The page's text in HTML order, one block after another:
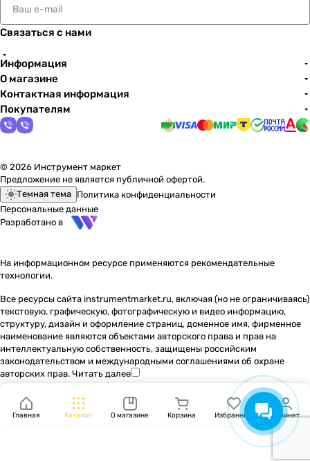
Связаться с нами
Информация
О магазине
Контактная информация
Покупателям
© 2026 Инструмент маркет
Предложение не является публичной офертой.
Темная тема Политика конфиденциальности
Персональные данные
Разработано в
На информационном ресурсе применяются рекомендательные
технологии.
Все ресурсы сайта instrumentmarket.ru, включая (но не ограничиваясь)
текстовую, графическую, фотографическую и видео информацию,
структуру, дизайн и оформление страниц, доменное имя, фирменное
наименование являются объектами авторского права и прав на
интеллектуальную собственность, защищены российским
законодательством и международными соглашениями об охране
авторских прав. Читать далее
Главная Каталог О магазине Корзина Избранные Кабинет